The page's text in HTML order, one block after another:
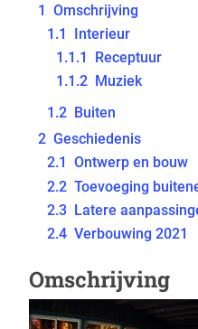
1 Omschrijving
1.1
Interieur
1.1.1
Receptuur
1.1.2 Muziek
1.2 Buiten
2 Geschiedenis
2.1 Ontwerp en bouw
2.2 Toevoeging
2.3 Latere
2.4 Verbouwing 2021
Omschrijving